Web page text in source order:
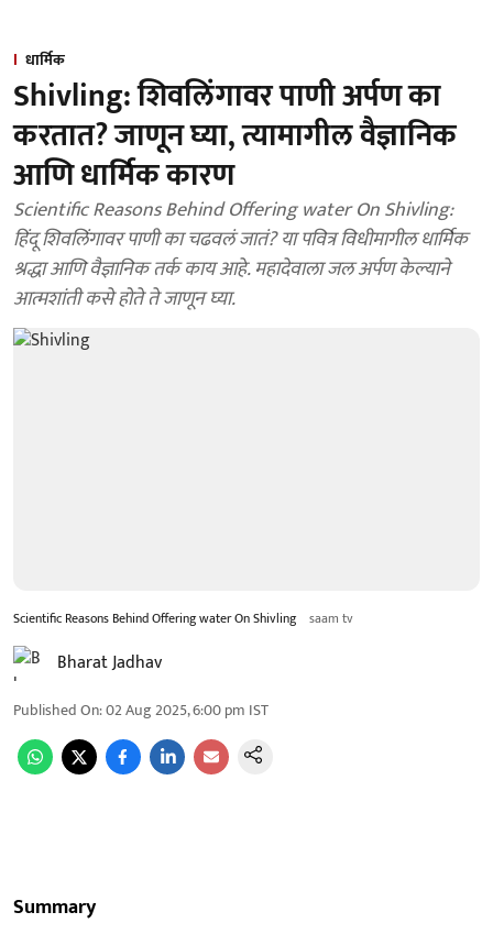
धार्मिक
Shivling: शिवलिंगावर पाणी अर्पण का
करतात? जाणून घ्या, त्यामागील वैज्ञानिक
आणि धार्मिक कारण
Scientific Reasons Behind Offering water On Shivling:
हिंदू शिवलिंगावर पाणी का चढवलं जातं? या पवित्र विधीमागील धार्मिक
श्रद्धा आणि वैज्ञानिक तर्क काय आहे. महादेवाला जल अर्पण केल्याने
आत्मशांती कसे होते ते जाणून घ्या.
Scientific Reasons Behind Offering water On Shivling saam tv
Bharat Jadhav
Published On:02 Aug 2025, 6:00 pm IST
Summary